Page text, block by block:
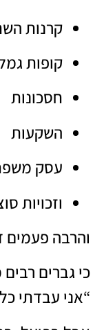
קרנות
קופות
חסכונות
השקעות
עסק
וזכויות
והרבה פעמים
כי גברים
“אני עבדתי